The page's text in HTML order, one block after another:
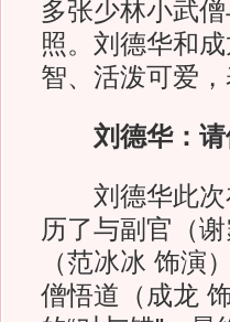
多张少林小武
照。刘德华和
智、活泼可爱
刘德华：
刘德华此次
历了与副官（
（范冰冰 饰演
僧悟道（成龙